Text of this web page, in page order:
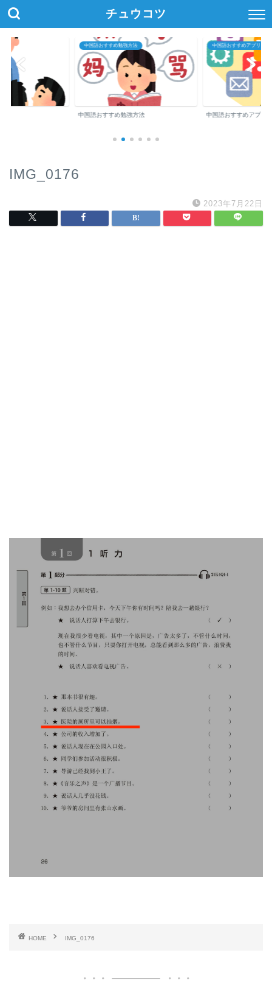
チュウコツ
中国語おすすめ勉強方法
中国語おすすめ勉強方法
中国語おすすめアプリ・参
中国語おすすめアプリ
IMG_0176
2023年7月22日
HOME IMG_0176